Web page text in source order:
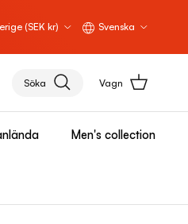
(SEK kr) Svenska
Söka Vagn
Men's collection